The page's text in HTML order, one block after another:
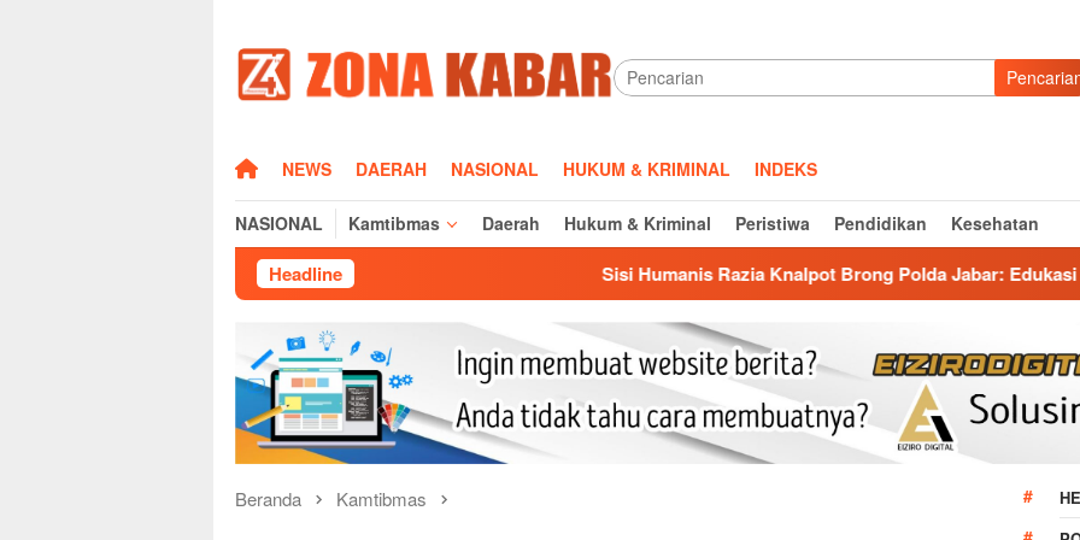
konten
HOMENEWS DAERAH NASIONAL HUKUM & KRIMINAL INDEKS
NASIONAL Kamtibmas Daerah Hukum & Kriminal Peristiwa Pendidikan Kesehatan
Headline Sisi Humanis Razia Knalpot Brong Polda Jabar: Edukasi Pengendara
Beranda Kamtibmas